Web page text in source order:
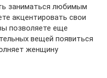
заниматься любимым
акцентировать свои
позволяете еще
вещей появиться
женщину